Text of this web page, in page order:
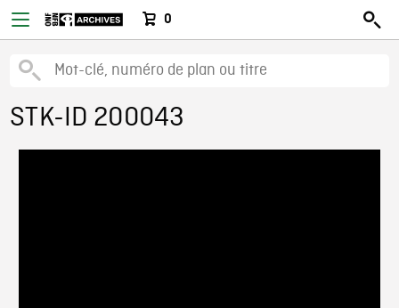
0
STK-ID 200043